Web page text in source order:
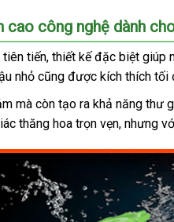
công nghệ dành
tiến, thiết kế đặc biệt
nhỏ cũng được kích thích
mà còn tạo ra khả năng
thăng hoa trọn vẹn, nhưng